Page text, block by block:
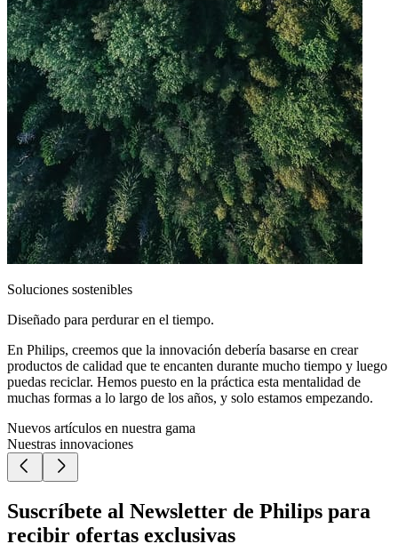
Soluciones sostenibles
Diseñado para perdurar en el tiempo.
En Philips, creemos que la innovación debería basarse en crear
productos de calidad que te encanten durante mucho tiempo y luego
puedas reciclar. Hemos puesto en la práctica esta mentalidad de
muchas formas a lo largo de los años, y solo estamos empezando.
Nuevos artículos en nuestra gama
Nuestras innovaciones
Suscríbete al Newsletter de Philips para
recibir ofertas exclusivas